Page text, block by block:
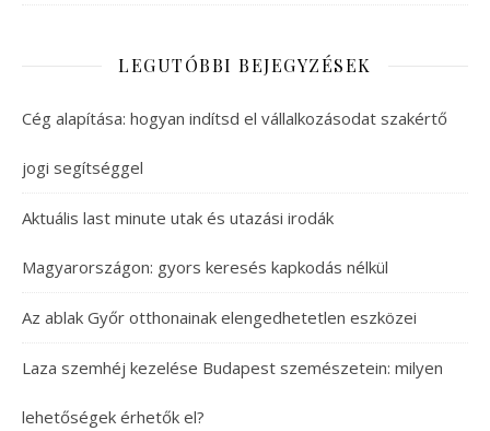
LEGUTÓBBI BEJEGYZÉSEK
Cég alapítása: hogyan indítsd el vállalkozásodat szakértő
jogi segítséggel
Aktuális last minute utak és utazási irodák
Magyarországon: gyors keresés kapkodás nélkül
Az ablak Győr otthonainak elengedhetetlen eszközei
Laza szemhéj kezelése Budapest szemészetein: milyen
lehetőségek érhetők el?